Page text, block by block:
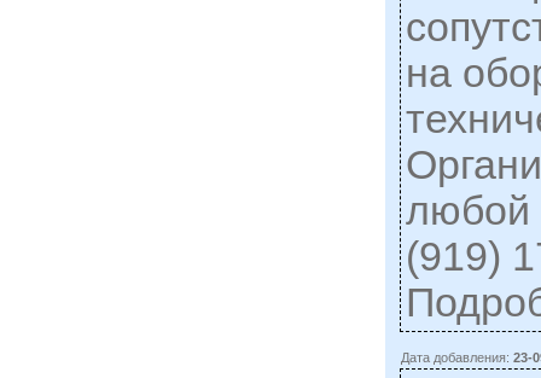
на
любой
(919)
Дата добавления:23-